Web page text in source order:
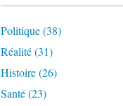
Politique(38)
Réalité(31)
Histoire(26)
Santé(23)